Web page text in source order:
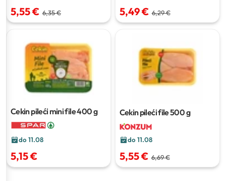
5,55 € 6,35 € 5,49 € 6,29 €
Cekin pileći mini file400 g
do 11.08
5,15 €
Cekin pileći file500 g
do 11.08
5,55 € 6,69 €